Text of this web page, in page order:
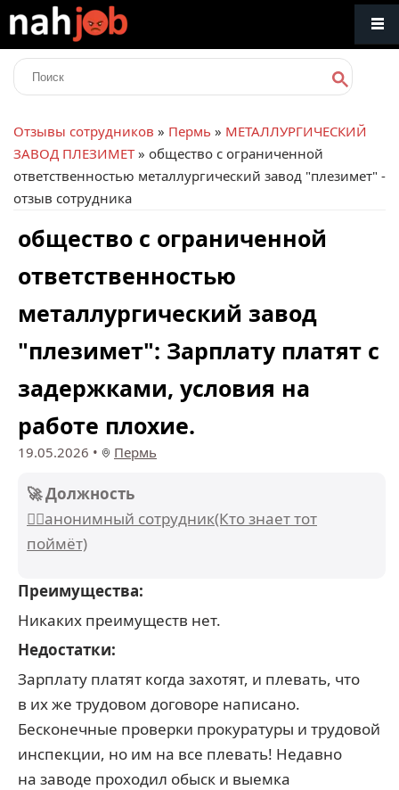
Отзывы сотрудников » Пермь » МЕТАЛЛУРГИЧЕСКИЙ
ЗАВОД ПЛЕЗИМЕТ» общество с ограниченной
ответственностью металлургический завод "плезимет" -
отзыв сотрудника
общество с ограниченной
ответственностью
металлургический завод
"плезимет": Зарплату платят с
задержками, условия на
работе плохие.
19.05.2026 • Пермь
🚀 Должность
🕵️‍♂️анонимный сотрудник(Кто знает тот
поймёт)
Преимущества:
Никаких преимуществ нет.
Недостатки:
Зарплату платят когда захотят, и плевать, что
в их же трудовом договоре написано.
Бесконечные проверки прокуратуры и трудовой
инспекции, но им на все плевать! Недавно
на заводе проходил обыск и выемка